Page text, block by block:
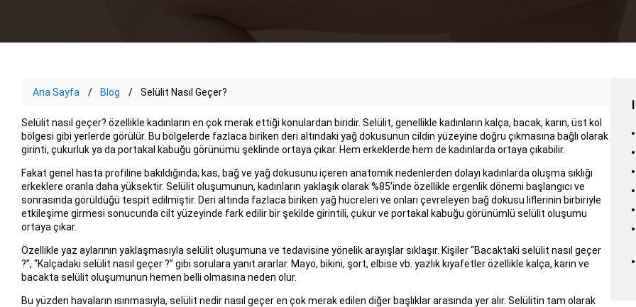
Ana Sayfa Blog Selülit Nasıl Geçer?
Selülit nasıl geçer? özellikle kadınların en çok merak ettiği konulardan biridir. Selülit, genellikle kadınların kalça, bacak, karın, üst kol
bölgesi gibi yerlerde görülür. Bu bölgelerde fazlaca biriken deri altındaki yağ dokusunun cildin yüzeyine doğru çıkmasına bağlı olarak
girinti, çukurluk ya da portakal kabuğu görünümü şeklinde ortaya çıkar. Hem erkeklerde hem de kadınlarda ortaya çıkabilir.
Fakat genel hasta profiline bakıldığında; kas, bağ ve yağ dokusunu içeren anatomik nedenlerden dolayı kadınlarda oluşma sıklığı
erkeklere oranla daha yüksektir. Selülit oluşumunun, kadınların yaklaşık olarak %85’inde özellikle ergenlik dönemi başlangıcı ve
sonrasında görüldüğü tespit edilmiştir. Deri altında fazlaca biriken yağ hücreleri ve onları çevreleyen bağ dokusu liflerinin birbiriyle
etkileşime girmesi sonucunda cilt yüzeyinde fark edilir bir şekilde girintili, çukur ve portakal kabuğu görünümlü selülit oluşumu
ortaya çıkar.
Özellikle yaz aylarının yaklaşmasıyla selülit oluşumuna ve tedavisine yönelik arayışlar sıklaşır. Kişiler “Bacaktaki selülit nasıl geçer
?”, “Kalçadaki selülit nasıl geçer ?” gibi sorulara yanıt ararlar. Mayo, bikini, şort, elbise vb. yazlık kıyafetler özellikle kalça, karın ve
bacakta selülit oluşumunun hemen belli olmasına neden olur.
Bu yüzden havaların ısınmasıyla, selülit nedir nasıl geçer en çok merak edilen diğer başlıklar arasında yer alır. Selülitin tam olarak